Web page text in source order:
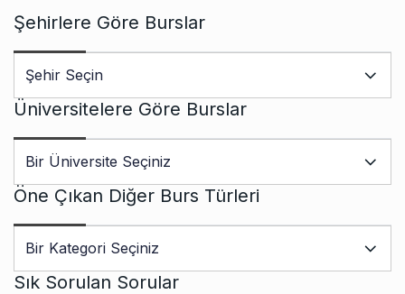
Şehirlere Göre Burslar
Üniversitelere Göre Burslar
Öne Çıkan Diğer Burs Türleri
Sık Sorulan Sorular